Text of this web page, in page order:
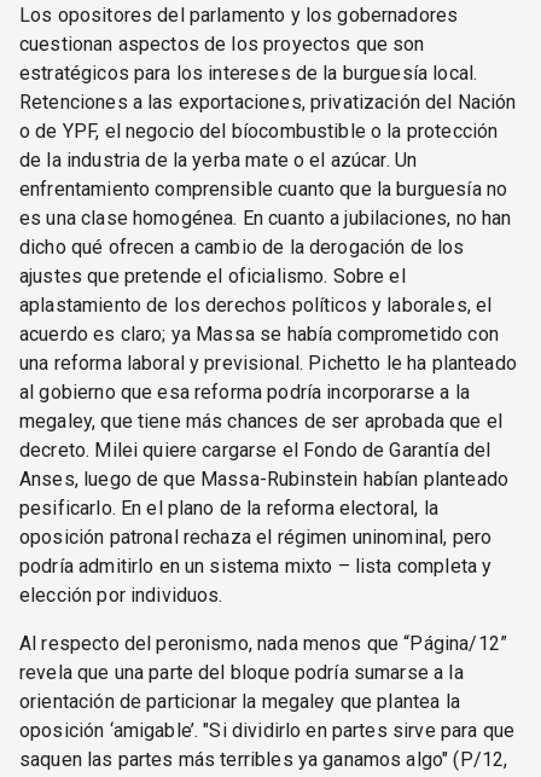
Los opositores del parlamento y los gobernadores
cuestionan aspectos de los proyectos que son
estratégicos para los intereses de la burguesía local.
Retenciones a las exportaciones, privatización del Nación
o de YPF, el negocio del bíocombustible o la protección
de la industria de la yerba mate o el azúcar. Un
enfrentamiento comprensible cuanto que la burguesía no
es una clase homogénea. En cuanto a jubilaciones, no han
dicho qué ofrecen a cambio de la derogación de los
ajustes que pretende el oficialismo. Sobre el
aplastamiento de los derechos políticos y laborales, el
acuerdo es claro; ya Massa se había comprometido con
una reforma laboral y previsional. Pichetto le ha planteado
al gobierno que esa reforma podría incorporarse a la
megaley, que tiene más chances de ser aprobada que el
decreto. Milei quiere cargarse el Fondo de Garantía del
Anses, luego de que Massa-Rubinstein habían planteado
pesificarlo. En el plano de la reforma electoral, la
oposición patronal rechaza el régimen uninominal, pero
podría admitirlo en un sistema mixto – lista completa y
elección por individuos.
Al respecto del peronismo, nada menos que “Página/12”
revela que una parte del bloque podría sumarse a la
orientación de particionar la megaley que plantea la
oposición ‘amigable’. "Si dividirlo en partes sirve para que
saquen las partes más terribles ya ganamos algo" (P/12,